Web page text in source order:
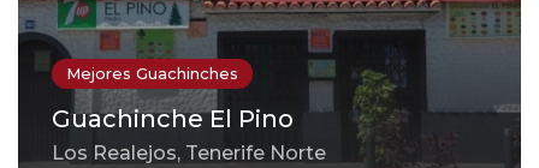
Mejores Guachinches
Guachinche El Pino
Los Realejos, Tenerife Norte